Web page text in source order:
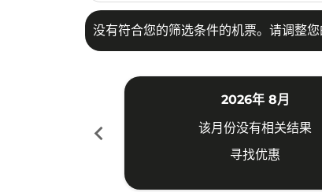
没有符合您的筛选条件的机票。请调整您
chevron_left
2026年 8月
该月份没有相关结果
寻找优惠